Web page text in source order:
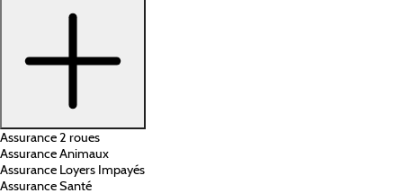
Assurance 2 roues
Assurance Animaux
Assurance Loyers Impayés
Assurance Santé